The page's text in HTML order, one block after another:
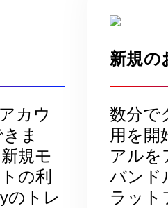
カウ
ま
規モ
の利
のトレ
新規の
数分で
用を開
アルを
バンド
ラット